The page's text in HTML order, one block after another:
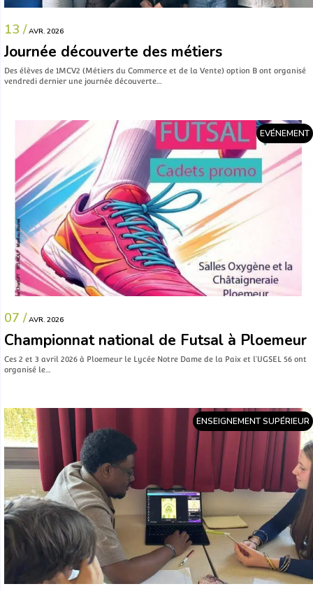
13 / AVR. 2026
Journée découverte des métiers
Des élèves de 1MCV2 (Métiers du Commerce et de la Vente) option B ont organisé
vendredi dernier une journée découverte…
EVÉNEMENT
07 / AVR. 2026
Championnat national de Futsal à Ploemeur
Ces 2 et 3 avril 2026 à Ploemeur le Lycée Notre Dame de la Paix et l’UGSEL 56 ont
organisé le…
ENSEIGNEMENT SUPÉRIEUR